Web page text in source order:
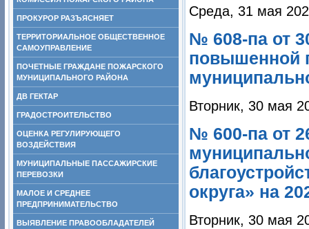
ПРОКУРОР РАЗЪЯСНЯЕТ
ТЕРРИТОРИАЛЬНОЕ ОБЩЕСТВЕННОЕ
САМОУПРАВЛЕНИЕ
ПОЧЕТНЫЕ ГРАЖДАНЕ ПОЖАРСКОГО
МУНИЦИПАЛЬНОГО РАЙОНА
ДВ ГЕКТАР
ГРАДОСТРОИТЕЛЬСТВО
ОЦЕНКА РЕГУЛИРУЮЩЕГО
ВОЗДЕЙСТВИЯ
МУНИЦИПАЛЬНЫЕ ПАССАЖИРСКИЕ
ПЕРЕВОЗКИ
МАЛОЕ И СРЕДНЕЕ
ПРЕДПРИНИМАТЕЛЬСТВО
ВЫЯВЛЕНИЕ ПРАВООБЛАДАТЕЛЕЙ
Среда, 31 мая
№ 608-па от
повышенной
Вторник, 30 мая
№ 600-па от
округа» на
Вторник, 30 мая